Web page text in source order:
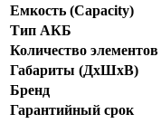
Емкость (Capacity)
Тип АКБ
Количество элементов
Габариты (ДхШхВ)
Бренд
Гарантийный срок